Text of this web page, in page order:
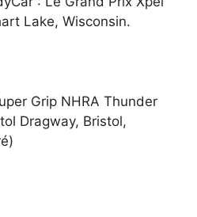
Lake, Wisconsin.
Grip NHRA Thunder
Dragway, Bristol,